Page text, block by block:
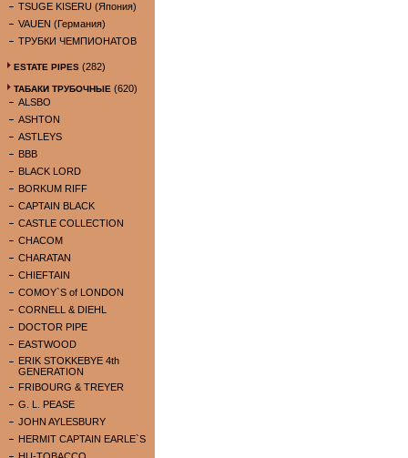
TSUGE KISERU (Япония)
VAUEN (Германия)
ТРУБКИ ЧЕМПИОНАТОВ
ESTATE PIPES (282)
ТАБАКИ ТРУБОЧНЫЕ (620)
ALSBO
ASHTON
ASTLEYS
BBB
BLACK LORD
BORKUM RIFF
CAPTAIN BLACK
CASTLE COLLECTION
CHACOM
CHARATAN
CHIEFTAIN
COMOY`S of LONDON
CORNELL & DIEHL
DOCTOR PIPE
EASTWOOD
ERIK STOKKEBYE 4th
GENERATION
FRIBOURG & TREYER
G. L. PEASE
JOHN AYLESBURY
HERMIT CAPTAIN EARLE`S